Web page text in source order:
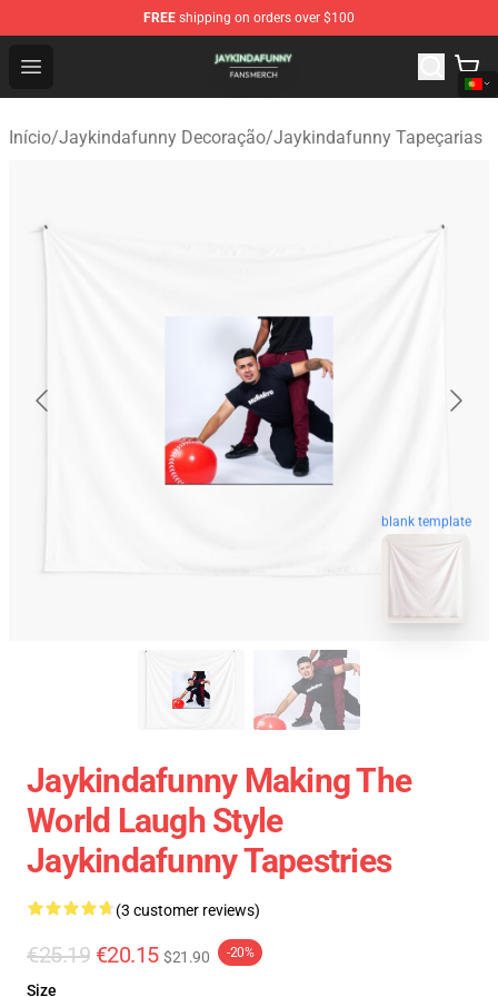
FREE shipping on orders over $100
Open menu
Jaykindafunny Shop - Official Jaykindafunny
Início/Jaykindafunny Decoração/Jaykindafunny Tapeçarias
blank template
Jaykindafunny Making The
World Laugh Style
Jaykindafunny Tapestries
(3 customer reviews)
€25.19 €20.15 $21.90 -20%
Size